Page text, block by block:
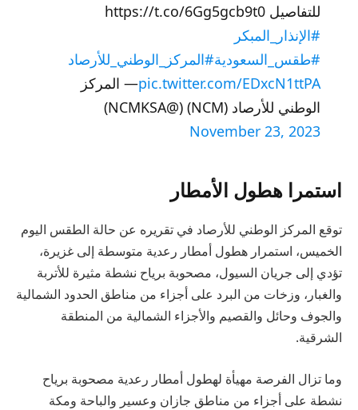
للتفاصيل https://t.co/6Gg5gcb9t0
#الإنذار_المبكر
#طقس_السعودية#المركز_الوطني_للأرصاد
pic.twitter.com/EDxcN1ttPA— المركز
الوطني للأرصاد (NCM) (@NCMKSA)
November 23, 2023
استمرا هطول الأمطار
توقع المركز الوطني للأرصاد في تقريره عن حالة الطقس اليوم
الخميس، استمرار هطول أمطار رعدية متوسطة إلى غزيرة،
تؤدي إلى جريان السيول، مصحوبة برياح نشطة مثيرة للأتربة
والغبار، وزخات من البرد على أجزاء من مناطق الحدود الشمالية
والجوف وحائل والقصيم والأجزاء الشمالية من المنطقة
الشرقية.
وما تزال الفرصة مهيأة لهطول أمطار رعدية مصحوبة برياح
نشطة على أجزاء من مناطق جازان وعسير والباحة ومكة